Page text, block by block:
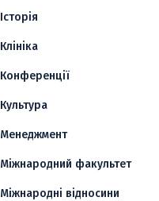
Історія
Клініка
Конференції
Культура
Менеджмент
Міжнародний факультет
Міжнародні відносини